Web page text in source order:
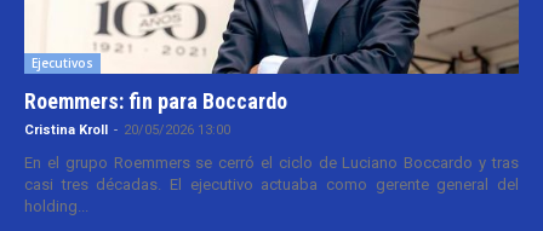
Ejecutivos
Roemmers: fin para Boccardo
Cristina Kroll - 20/05/2026 13:00
En el grupo Roemmers se cerró el ciclo de Luciano Boccardo y tras
casi tres décadas. El ejecutivo actuaba como gerente general del
holding...